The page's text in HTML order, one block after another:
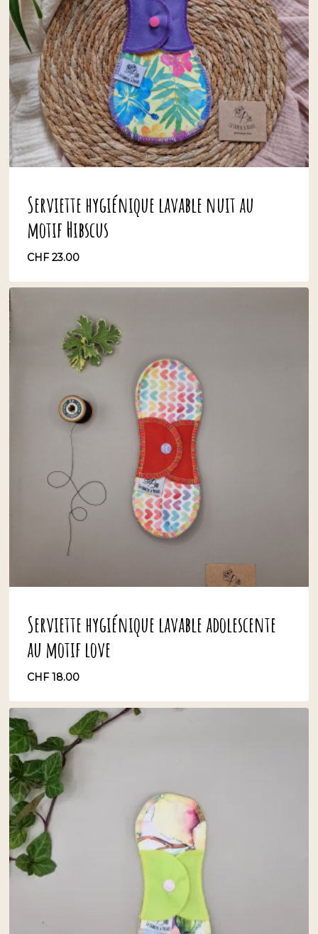
Serviette hygiénique lavable nuit au
motif Hibscus
CHF23.00
CHF23.00
Serviette hygiénique lavable adolescente
au motif love
CHF18.00
CHF18.00